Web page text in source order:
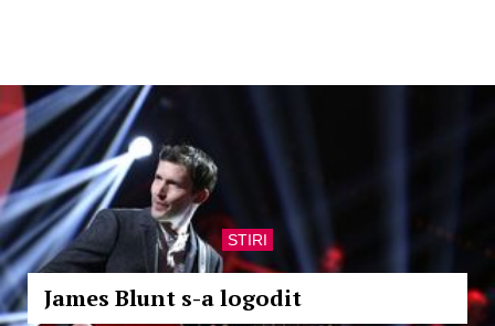
STIRI
James Blunt s-a logodit